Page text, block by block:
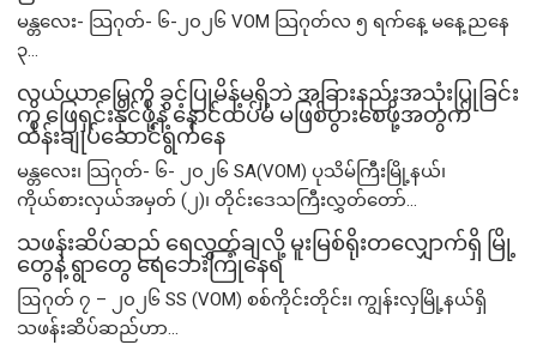
မန္တလေး- သြဂုတ်- ၆-၂၀၂၆ VOM သြဂုတ်လ ၅ ရက်နေ့ မနေ့ညနေ
၃...
လယ်ယာမြေကို ခွင့်ပြုမိန့်မရှိဘဲ အခြားနည်းအသုံးပြုခြင်း
ကို ဖြေရှင်းနိုင်ဖို့နဲ့ နောင်ထပ်မံ မဖြစ်ပွားစေဖို့အတွက်
ထိန်းချုပ်ဆောင်ရွက်နေ
မန္တလေး၊ သြဂုတ်- ၆- ၂၀၂၆ SA(VOM) ပုသိမ်ကြီးမြို့နယ်၊
ကိုယ်စားလှယ်အမှတ် (၂)၊ တိုင်းဒေသကြီးလွှတ်တော်...
သဖန်းဆိပ်ဆည် ရေလွှတ်ချလို့ မူးမြစ်ရိုးတလျှောက်ရှိ မြို့
တွေနဲ့ ရွာတွေ ရေဘေးကြုံနေရ
ဩဂုတ် ၇ – ၂၀၂၆ SS (VOM) စစ်ကိုင်းတိုင်း၊ ကျွန်းလှမြို့နယ်ရှိ
သဖန်းဆိပ်ဆည်ဟာ...